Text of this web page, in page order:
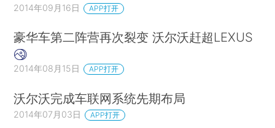
2014年09月16日 APP打开
豪华车第二阵营再次裂变 沃尔沃赶超LEXUS
2014年08月15日 APP打开
沃尔沃完成车联网系统先期布局
2014年07月03日 APP打开